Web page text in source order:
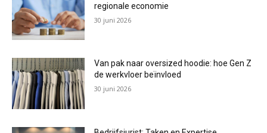
regionale economie
30 juni 2026
Van pak naar oversized hoodie: hoe Gen Z
de werkvloer beïnvloed
30 juni 2026